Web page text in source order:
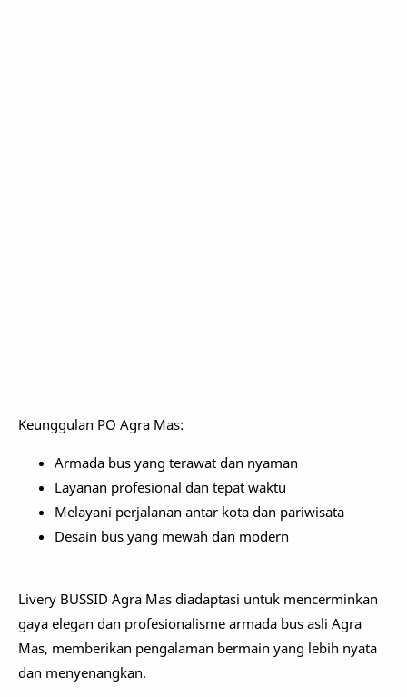
Keunggulan PO Agra Mas:
Armada bus yang terawat dan nyaman
Layanan profesional dan tepat waktu
Melayani perjalanan antar kota dan pariwisata
Desain bus yang mewah dan modern
Livery BUSSID Agra Mas diadaptasi untuk mencerminkan
gaya elegan dan profesionalisme armada bus asli Agra
Mas, memberikan pengalaman bermain yang lebih nyata
dan menyenangkan.